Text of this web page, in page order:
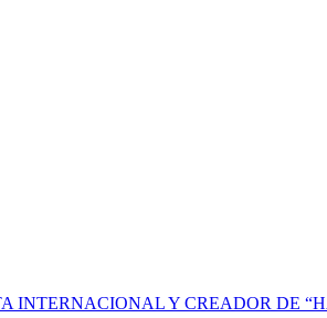
INTERNACIONAL Y CREADOR DE